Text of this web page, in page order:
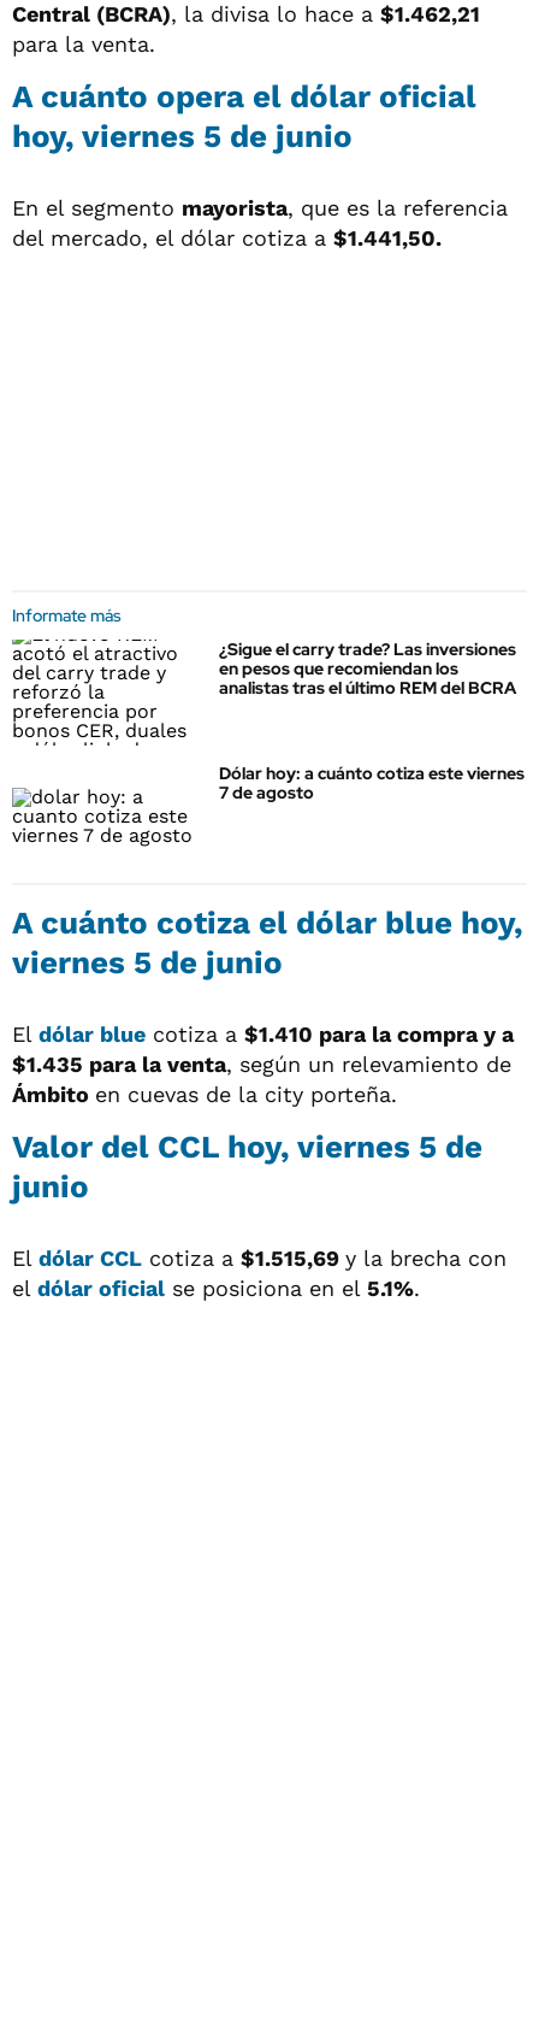
Central (BCRA), la divisa lo hace a $1.462,21
para la venta.
A cuánto opera el dólar oficial
hoy, viernes 5 de junio
En el segmento mayorista, que es la referencia
del mercado, el dólar cotiza a $1.441,50.
Informate más
¿Sigue el carry trade? Las inversiones
en pesos que recomiendan los
analistas tras el último REM del BCRA
Dólar hoy: a cuánto cotiza este viernes
7 de agosto
A cuánto cotiza el dólar blue hoy,
viernes 5 de junio
El dólar blue cotiza a $1.410 para la compra y a
$1.435 para la venta, según un relevamiento de
Ámbito en cuevas de la city porteña.
Valor del CCL hoy, viernes 5 de
junio
El dólar CCL cotiza a $1.515,69 y la brecha con
el dólar oficial se posiciona en el 5.1%.